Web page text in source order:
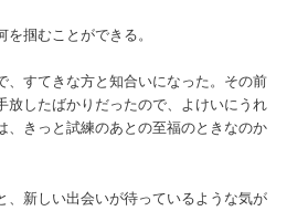
掴むことができる。
、すてきな方と知合いになった。その前
放したばかりだったので、よけいにうれ
、きっと試練のあとの至福のときなのか
、新しい出会いが待っているような気が